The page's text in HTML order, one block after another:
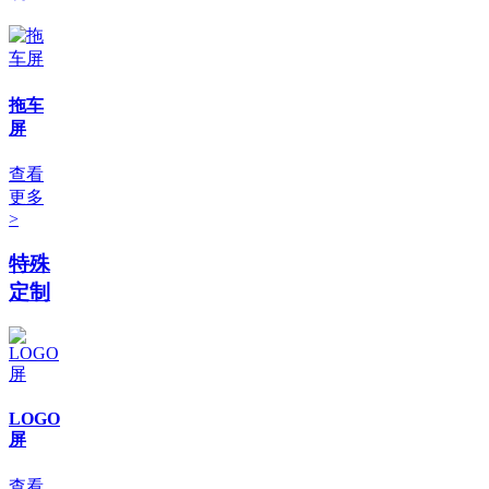
拖车
屏
查看
更多
>
特殊
定制
LOGO
屏